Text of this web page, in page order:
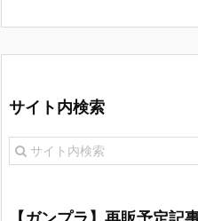
サイト内検索